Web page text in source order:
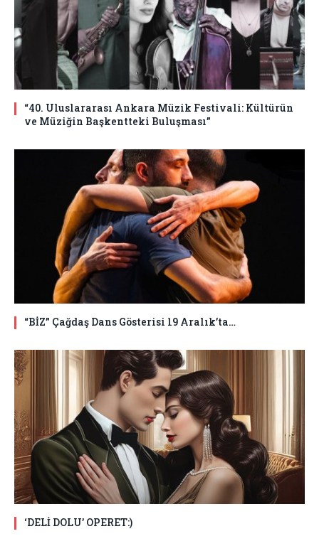
“40. Uluslararası Ankara Müzik Festivali: Kültürün
ve Müziğin Başkentteki Buluşması”
“BİZ” Çağdaş Dans Gösterisi 19 Aralık’ta…
‘DELİ DOLU’ OPERET:)